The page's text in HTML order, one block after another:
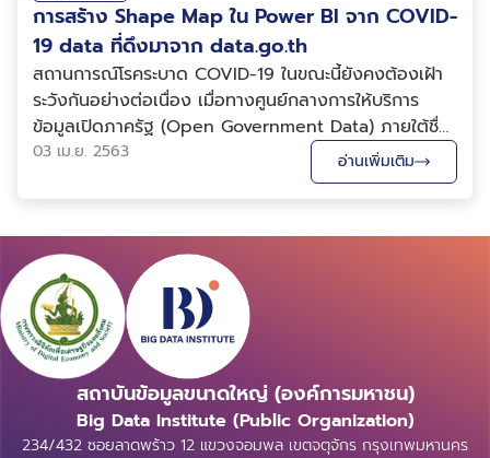
การสร้าง Shape Map ใน Power BI จาก COVID-
19 data ที่ดึงมาจาก data.go.th
สถานการณ์โรคระบาด COVID-19 ในขณะนี้ยังคงต้องเฝ้า
ระวังกันอย่างต่อเนื่อง เมื่อทางศูนย์กลางการให้บริการ
ข้อมูลเปิดภาครัฐ (Open Government Data) ภายใต้ชื่อ
data.go.th ได้เปิดชุดข้อมูลรายงาน COVID-19 ประจำวัน
ซึ่งเป็นรายงานผู้ป่วยยืนยันประจำวันจากกรมควบคุมโรค เรา
จะลองเอาข้อมูลชุดนี้มาสร้างเป็นแผนที่เพื่อแ...
03 เม.ย. 2563 อ่านเพิ่มเติม
สถาบันข้อมูลขนาดใหญ่ (องค์การมหาชน)
Big Data Institute (Public Organization)
234/432 ซอยลาดพร้าว 12 แขวงจอมพล เขตจตุจักร กรุงเทพมหานคร